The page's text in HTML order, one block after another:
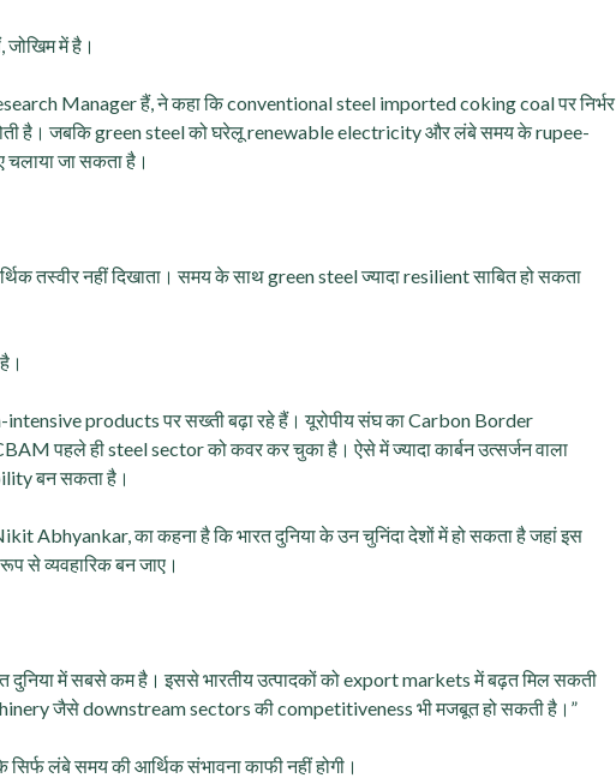
जोखिम में है।
Manager हैं, ने कहा कि conventional steel imported coking coal पर निर्भर
है। जबकि green steel को घरेलू renewable electricity और लंबे समय के rupee-
जा सकता है।
तस्वीर नहीं दिखाता। समय के साथ green steel ज्यादा resilient साबित हो सकता
intensive products पर सख्ती बढ़ा रहे हैं। यूरोपीय संघ का Carbon Border
पहले ही steel sector को कवर कर चुका है। ऐसे में ज्यादा कार्बन उत्सर्जन वाला
बन सकता है।
Abhyankar, का कहना है कि भारत दुनिया के उन चुनिंदा देशों में हो सकता है जहां इस
से व्यवहारिक बन जाए।
दुनिया में सबसे कम है। इससे भारतीय उत्पादकों को export markets में बढ़त मिल सकती
जैसे downstream sectors की competitiveness भी मजबूत हो सकती है।”
सिर्फ लंबे समय की आर्थिक संभावना काफी नहीं होगी।